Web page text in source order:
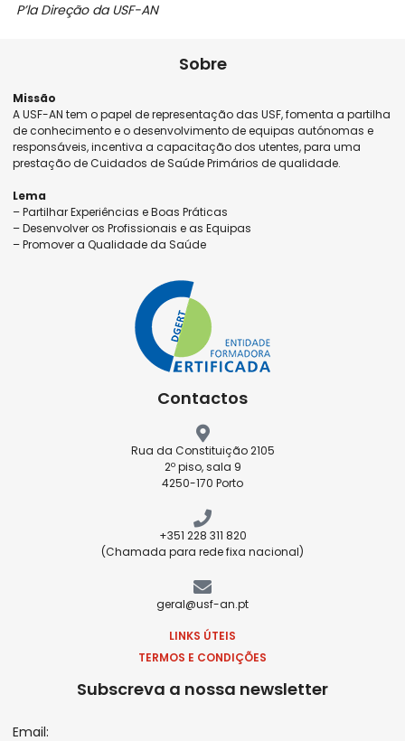
P’la Direção da USF-AN
Sobre
Missão
A USF-AN tem o papel de representação das USF, fomenta a partilha
de conhecimento e o desenvolvimento de equipas autónomas e
responsáveis, incentiva a capacitação dos utentes, para uma
prestação de Cuidados de Saúde Primários de qualidade.
Lema
– Partilhar Experiências e Boas Práticas
– Desenvolver os Profissionais e as Equipas
– Promover a Qualidade da Saúde
Contactos
Rua da Constituição 2105
2º piso, sala 9
4250-170 Porto
+351 228 311 820
(Chamada para rede fixa nacional)
geral@usf-an.pt
LINKS ÚTEIS
TERMOS E CONDIÇÕES
Subscreva a nossa newsletter
Email: